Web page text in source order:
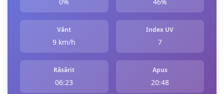
Vânt
9 km/h
Index UV
7
Răsărit
06:23
Apus
20:48